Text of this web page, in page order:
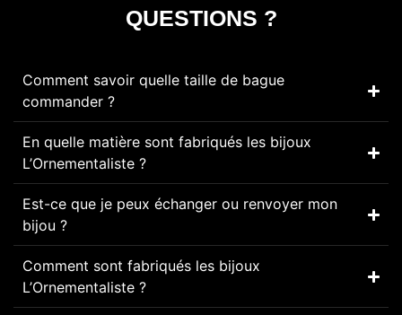
QUESTIONS ?
Comment savoir quelle taille de bague
commander ?
En quelle matière sont fabriqués les bijoux
L’Ornementaliste ?
Est-ce que je peux échanger ou renvoyer mon
bijou ?
Comment sont fabriqués les bijoux
L’Ornementaliste ?